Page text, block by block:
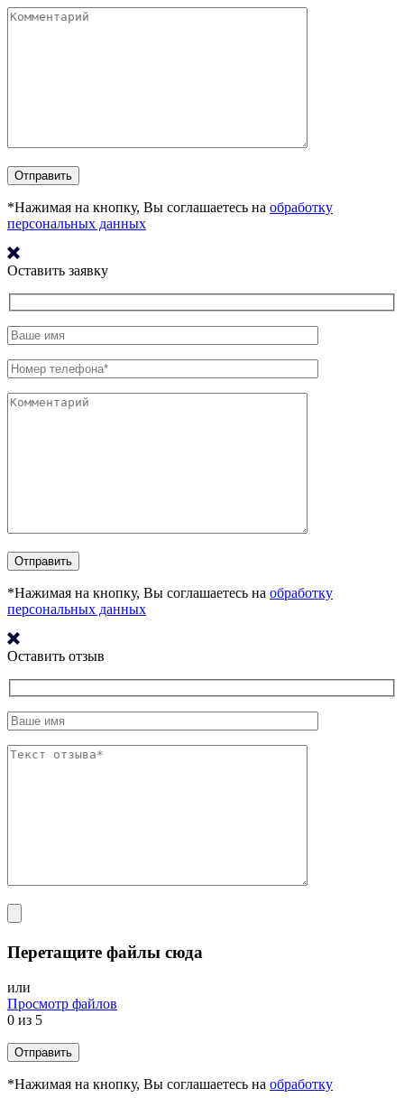
*Нажимая на кнопку, Вы соглашаетесь на обработку
персональных данных
Оставить заявку
*Нажимая на кнопку, Вы соглашаетесь на обработку
персональных данных
Оставить отзыв
Перетащите файлы сюда
или
Просмотр файлов
0 из 5
*Нажимая на кнопку, Вы соглашаетесь на обработку